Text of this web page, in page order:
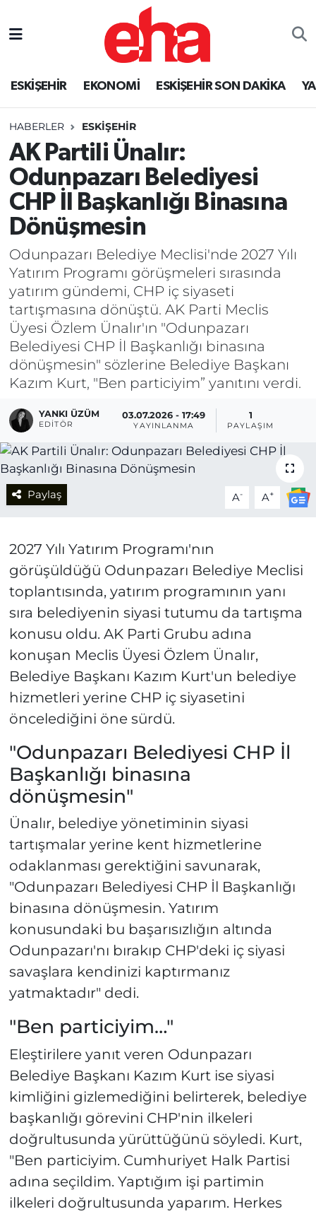
ESKİŞEHİR EKONOMİ ESKİŞEHİR SON DAKİKA
HABERLER ESKİŞEHİR
AK Partili Ünalır:
Odunpazarı Belediyesi
CHP İl Başkanlığı Binasına
Dönüşmesin
Odunpazarı Belediye Meclisi'nde 2027 Yılı
Yatırım Programı görüşmeleri sırasında
yatırım gündemi, CHP iç siyaseti
tartışmasına dönüştü. AK Parti Meclis
Üyesi Özlem Ünalır'ın "Odunpazarı
Belediyesi CHP İl Başkanlığı binasına
dönüşmesin" sözlerine Belediye Başkanı
Kazım Kurt, "Ben particiyim” yanıtını verdi.
YANKI ÜZÜM
EDITÖR
03.07.2026 - 17:49
YAYINLANMA
1
PAYLAŞIM
Paylaş A- A+
2027 Yılı Yatırım Programı'nın
görüşüldüğü Odunpazarı Belediye Meclisi
toplantısında, yatırım programının yanı
sıra belediyenin siyasi tutumu da tartışma
konusu oldu. AK Parti Grubu adına
konuşan Meclis Üyesi Özlem Ünalır,
Belediye Başkanı Kazım Kurt'un belediye
hizmetleri yerine CHP iç siyasetini
öncelediğini öne sürdü.
"Odunpazarı Belediyesi CHP İl
Başkanlığı binasına
dönüşmesin"
Ünalır, belediye yönetiminin siyasi
tartışmalar yerine kent hizmetlerine
odaklanması gerektiğini savunarak,
"Odunpazarı Belediyesi CHP İl Başkanlığı
binasına dönüşmesin. Yatırım
konusundaki bu başarısızlığın altında
Odunpazarı'nı bırakıp CHP'deki iç siyasi
savaşlara kendinizi kaptırmanız
yatmaktadır" dedi.
"Ben particiyim…"
Eleştirilere yanıt veren Odunpazarı
Belediye Başkanı Kazım Kurt ise siyasi
kimliğini gizlemediğini belirterek, belediye
başkanlığı görevini CHP'nin ilkeleri
doğrultusunda yürüttüğünü söyledi. Kurt,
"Ben particiyim. Cumhuriyet Halk Partisi
adına seçildim. Yaptığım işi partimin
ilkeleri doğrultusunda yaparım. Herkes